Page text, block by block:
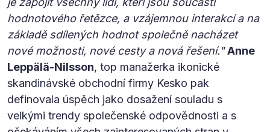
hodnotového řetězce, a vzájemnou interakcí a na
základě sdílených hodnot společně nacházet
nové možnosti, nové cesty a nová řešení." Anne
Leppälä-Nilsson, top manažerka ikonické
skandinávské obchodní firmy Kesko pak
definovala úspěch jako dosažení souladu s
velkými trendy společenské odpovědnosti a s